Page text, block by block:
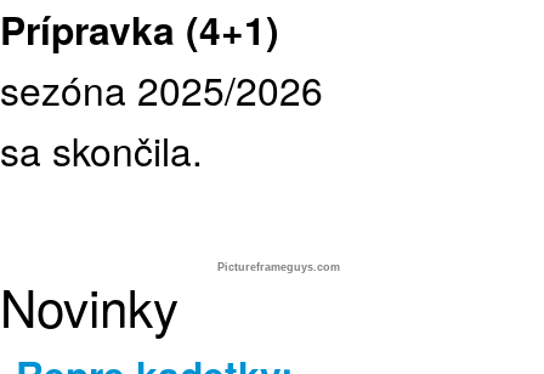
Prípravka (4+1)
sezóna 2025/2026
sa skončila.
Pictureframeguys.com
Novinky